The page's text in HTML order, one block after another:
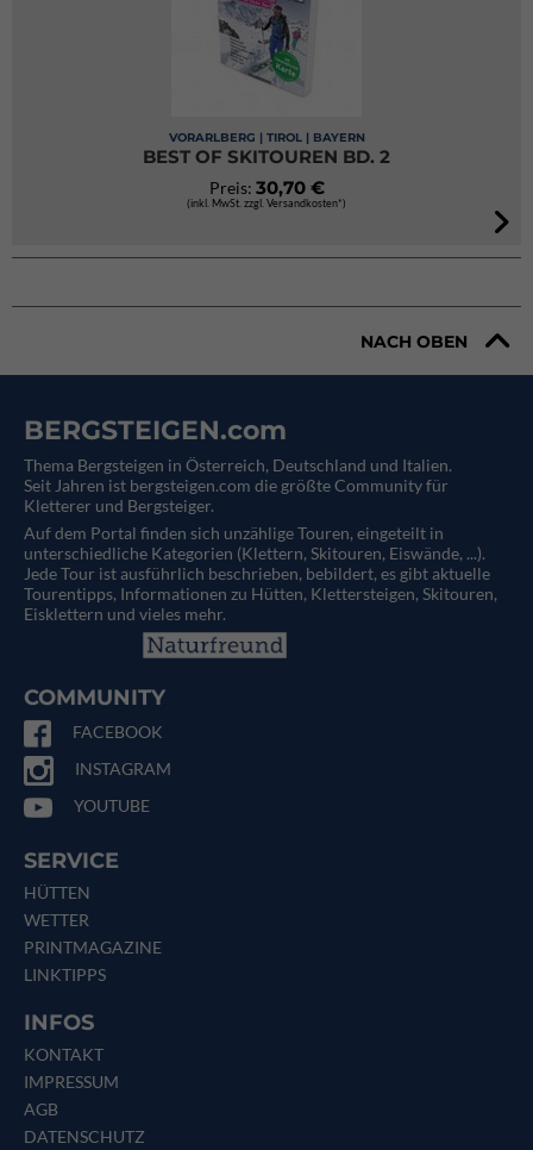
VORARLBERG | TIROL | BAYERN
BEST OF SKITOUREN BD. 2
Preis: 30,70 €
(inkl. MwSt. zzgl. Versandkosten*)
NACH OBEN
BERGSTEIGEN.com
Thema Bergsteigen in Österreich, Deutschland und Italien.
Seit Jahren ist bergsteigen.com die größte Community für
Kletterer und Bergsteiger.
Auf dem Portal finden sich unzählige Touren, eingeteilt in
unterschiedliche Kategorien (Klettern, Skitouren, Eiswände, ...).
Jede Tour ist ausführlich beschrieben, bebildert, es gibt aktuelle
Tourentipps, Informationen zu Hütten, Klettersteigen, Skitouren,
Eisklettern und vieles mehr.
COMMUNITY
FACEBOOK
INSTAGRAM
YOUTUBE
SERVICE
HÜTTEN
WETTER
PRINTMAGAZINE
LINKTIPPS
INFOS
KONTAKT
IMPRESSUM
AGB
DATENSCHUTZ